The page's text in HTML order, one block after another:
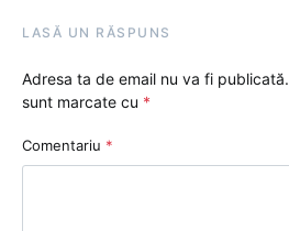
LASĂ UN RĂSPUNS
Adresa ta de email nu va fi publicată.
sunt marcate cu *
Comentariu *